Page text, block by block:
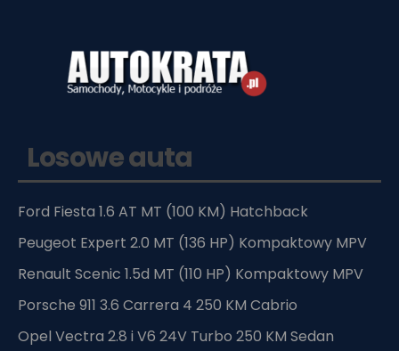
Losowe auta
Ford Fiesta 1.6 AT MT (100 KM) Hatchback
Peugeot Expert 2.0 MT (136 HP) Kompaktowy MPV
Renault Scenic 1.5d MT (110 HP) Kompaktowy MPV
Porsche 911 3.6 Carrera 4 250 KM Cabrio
Opel Vectra 2.8 i V6 24V Turbo 250 KM Sedan